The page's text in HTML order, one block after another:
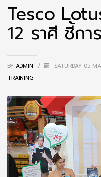
Tesco
12 ราศี ชี้ก
BY ADMIN / SATURDAY, 05
TRAINING